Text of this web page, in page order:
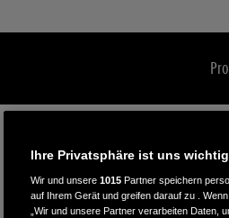
Ihre Privatsphäre ist uns wichtig
Wir und unsere 1015 Partner speichern
auf Ihrem Gerät und greifen darauf zu .
„Wir und unsere Partner verarbeiten Daten,